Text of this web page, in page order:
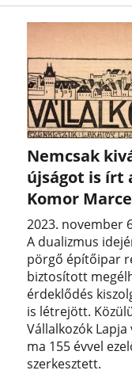
Nemcsak
újságot is írt
Komor
2023. november
A dualizmus
pörgő építőipar
biztosított
érdeklődés
is létrejött.
Vállalkozók
ma 155 évvel
szerkesztett.